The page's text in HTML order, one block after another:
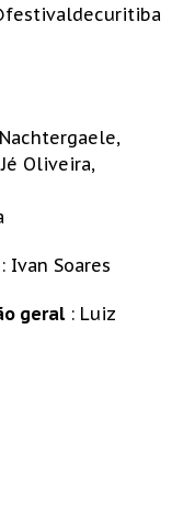
Oliveira,
Ivan Soares
geral: Luiz